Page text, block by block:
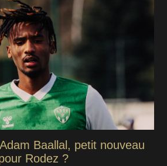
Baallal, petit nouveau
Rodez ?